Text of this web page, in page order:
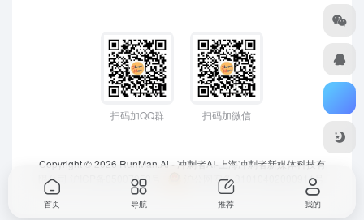
扫码加QQ群 扫码加微信
Copyright © 2026 RunMan.Ai - 冲刺者AI-上海冲刺者新媒体科技有
限公司
沪ICP备05007953号 沪公网安备 31010402000911号
首页 导航 推荐 我的